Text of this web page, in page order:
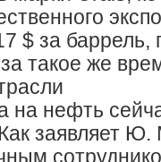
$ за
такое же
на нефть
заявляет